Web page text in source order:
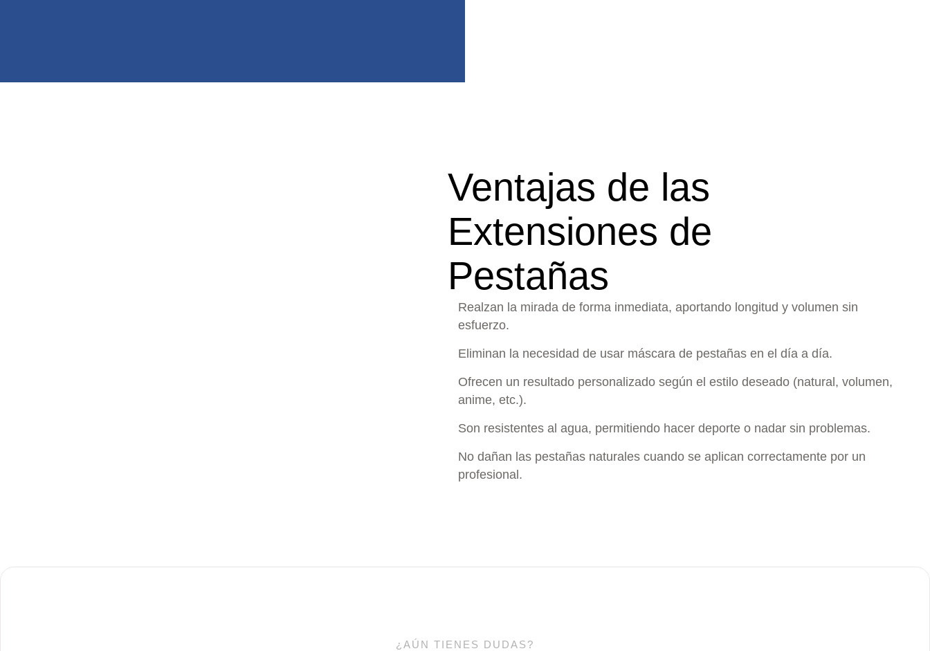
Ventajas de las
Extensiones de
Pestañas
Realzan la mirada de forma inmediata, aportando longitud y volumen sin
esfuerzo.
Eliminan la necesidad de usar máscara de pestañas en el día a día.
Ofrecen un resultado personalizado según el estilo deseado (natural, volumen,
anime, etc.).
Son resistentes al agua, permitiendo hacer deporte o nadar sin problemas.
No dañan las pestañas naturales cuando se aplican correctamente por un
profesional.
¿AÚN TIENES DUDAS?